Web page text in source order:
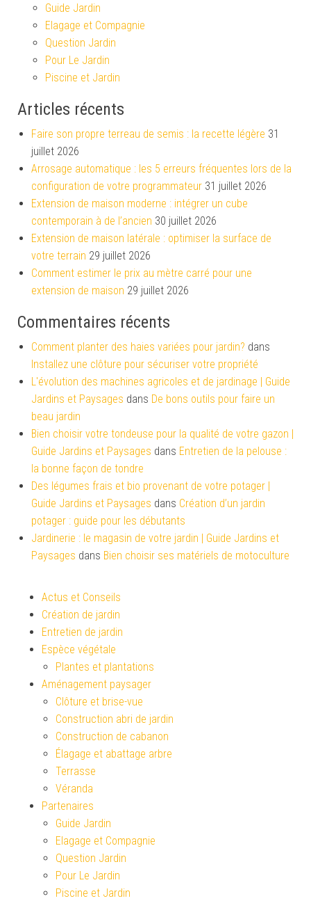
Guide Jardin
Elagage et Compagnie
Question Jardin
Pour Le Jardin
Piscine et Jardin
Articles récents
Faire son propre terreau de semis : la recette légère 31
juillet 2026
Arrosage automatique : les 5 erreurs fréquentes lors de la
configuration de votre programmateur 31 juillet 2026
Extension de maison moderne : intégrer un cube
contemporain à de l’ancien 30 juillet 2026
Extension de maison latérale : optimiser la surface de
votre terrain 29 juillet 2026
Comment estimer le prix au mètre carré pour une
extension de maison 29 juillet 2026
Commentaires récents
Comment planter des haies variées pour jardin? dans
Installez une clôture pour sécuriser votre propriété
L'évolution des machines agricoles et de jardinage | Guide
Jardins et Paysages dans De bons outils pour faire un
beau jardin
Bien choisir votre tondeuse pour la qualité de votre gazon |
Guide Jardins et Paysages dans Entretien de la pelouse :
la bonne façon de tondre
Des légumes frais et bio provenant de votre potager |
Guide Jardins et Paysages dans Création d’un jardin
potager : guide pour les débutants
Jardinerie : le magasin de votre jardin | Guide Jardins et
Paysages dans Bien choisir ses matériels de motoculture
Actus et Conseils
Création de jardin
Entretien de jardin
Espèce végétale
Plantes et plantations
Aménagement paysager
Clôture et brise-vue
Construction abri de jardin
Construction de cabanon
Élagage et abattage arbre
Terrasse
Véranda
Partenaires
Guide Jardin
Elagage et Compagnie
Question Jardin
Pour Le Jardin
Piscine et Jardin